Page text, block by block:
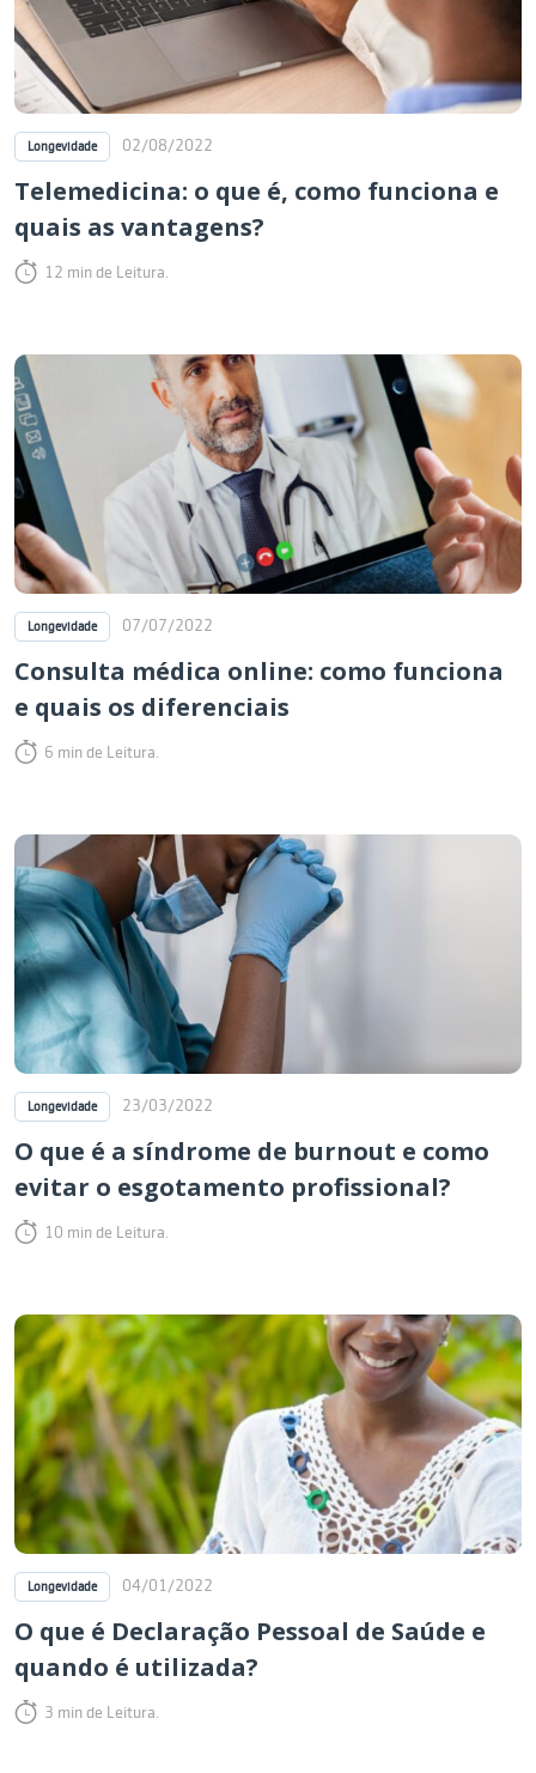
Longevidade 02/08/2022
Telemedicina: o que é, como funciona e
quais as vantagens?
12 min de Leitura.
Longevidade 07/07/2022
Consulta médica online: como funciona
e quais os diferenciais
6 min de Leitura.
Longevidade 23/03/2022
O que é a síndrome de burnout e como
evitar o esgotamento profissional?
10 min de Leitura.
Longevidade 04/01/2022
O que é Declaração Pessoal de Saúde e
quando é utilizada?
3 min de Leitura.